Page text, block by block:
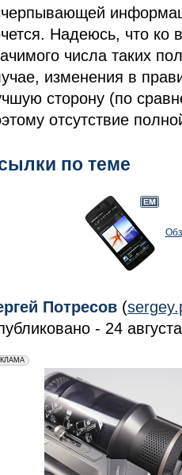
Надеюсь, что ко
числа таких
изменения в
сторону (по
отсутствие
по теме
Потресов (
- 24
2VfnxxmNzs5